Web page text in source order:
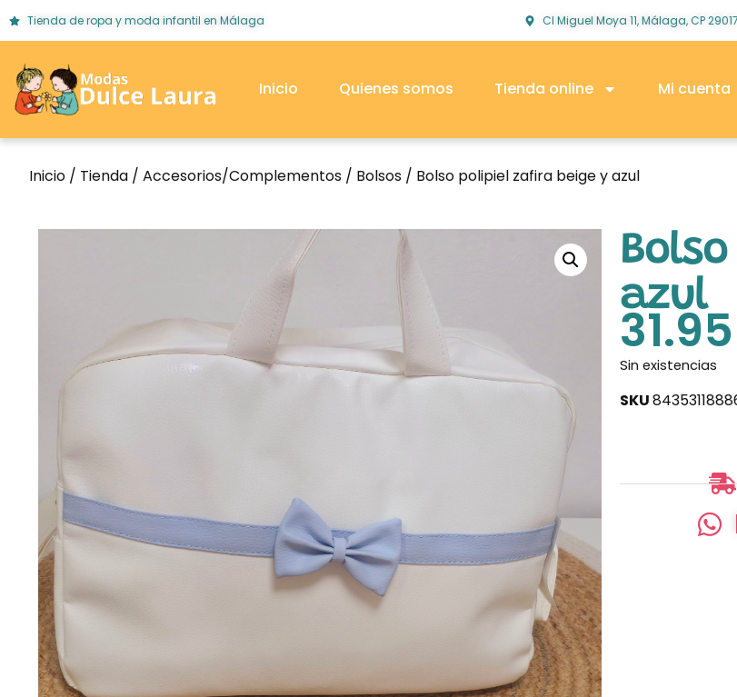
Tienda de ropa y moda infantil en Málaga Cl Miguel Moya 11, Málaga, CP 29017
Inicio Quienes somos Tienda online Mi cuenta
Inicio / Tienda / Accesorios/Complementos / Bolsos / Bolso polipiel zafira beige y azul
azul
31.95
Sin existencias
SKU